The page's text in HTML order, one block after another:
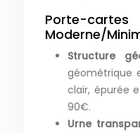
Porte-
Moderne/
Structure
géométrique
clair, épurée
90€.
Urne